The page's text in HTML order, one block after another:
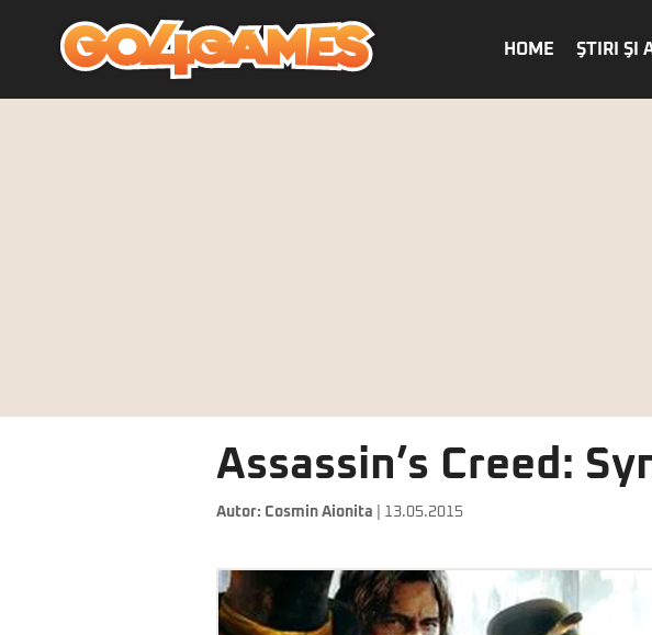
HOME ŞTIRI ŞI
Assassin’s Creed:
Autor: Cosmin Aionita | 13.05.2015